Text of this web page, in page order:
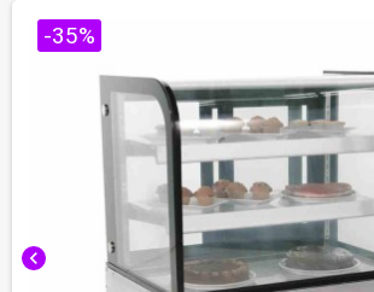
chevron_left
-35%